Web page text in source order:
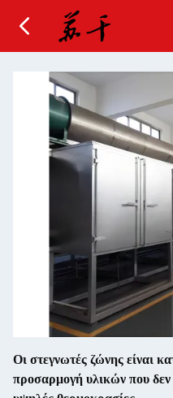
Οι στεγνωτές ζώνης είναι
προσαρμογή υλικών που